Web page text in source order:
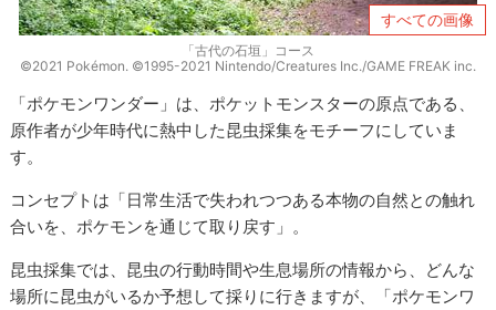
すべての画像
「古代の石垣」コース
©2021 Pokémon. ©1995-2021 Nintendo/Creatures Inc./GAME FREAK inc.
「ポケモンワンダー」は、ポケットモンスターの原点である、
原作者が少年時代に熱中した昆虫採集をモチーフにしていま
す。
コンセプトは「日常生活で失われつつある本物の自然との触れ
合いを、ポケモンを通じて取り戻す」。
昆虫採集では、昆虫の行動時間や生息場所の情報から、どんな
場所に昆虫がいるか予想して採りに行きますが、「ポケモンワ